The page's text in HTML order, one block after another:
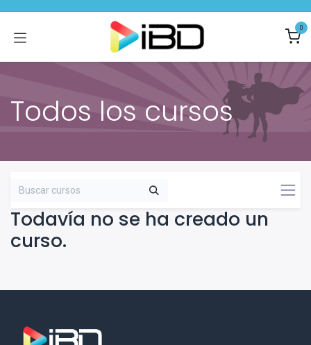
0
Todos los cursos
Todavía no se ha creado un
curso.